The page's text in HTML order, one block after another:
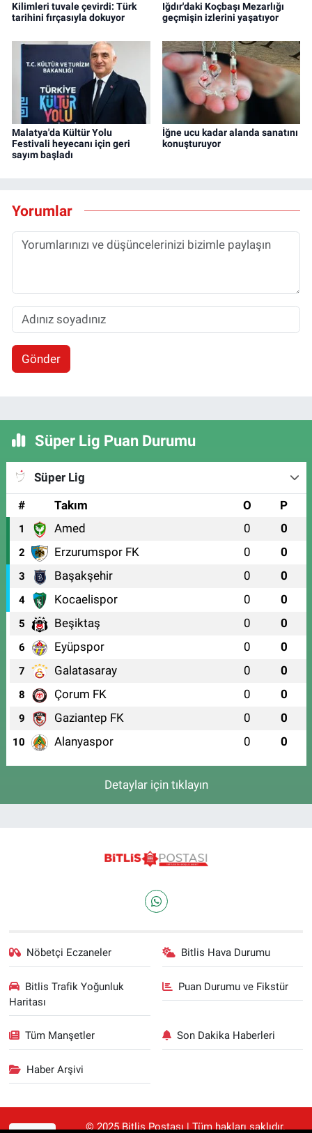
Kilimleri tuvale çevirdi: Türk
tarihini fırçasıyla dokuyor
Iğdır'daki Koçbaşı Mezarlığı
geçmişin izlerini yaşatıyor
Malatya'da Kültür Yolu
Festivali heyecanı için geri
sayım başladı
İğne ucu kadar alanda sanatını
konuşturuyor
Yorumlar
Gönder
Süper Lig Puan Durumu
Süper Lig
#
Takım O P
1 Amed 0 0
2 Erzurumspor FK 0 0
3 Başakşehir 0 0
4 Kocaelispor 0 0
5 Beşiktaş 0 0
6 Eyüpspor 0 0
7 Galatasaray 0 0
8 Çorum FK 0 0
9 Gaziantep FK 0 0
10 Alanyaspor 0 0
Detaylar için tıklayın
Nöbetçi Eczaneler Bitlis Hava Durumu
Bitlis Trafik Yoğunluk
Haritası
Puan Durumu ve Fikstür
Tüm Manşetler Son Dakika Haberleri
Haber Arşivi
© 2025 Bitlis Postası | Tüm hakları saklıdır.